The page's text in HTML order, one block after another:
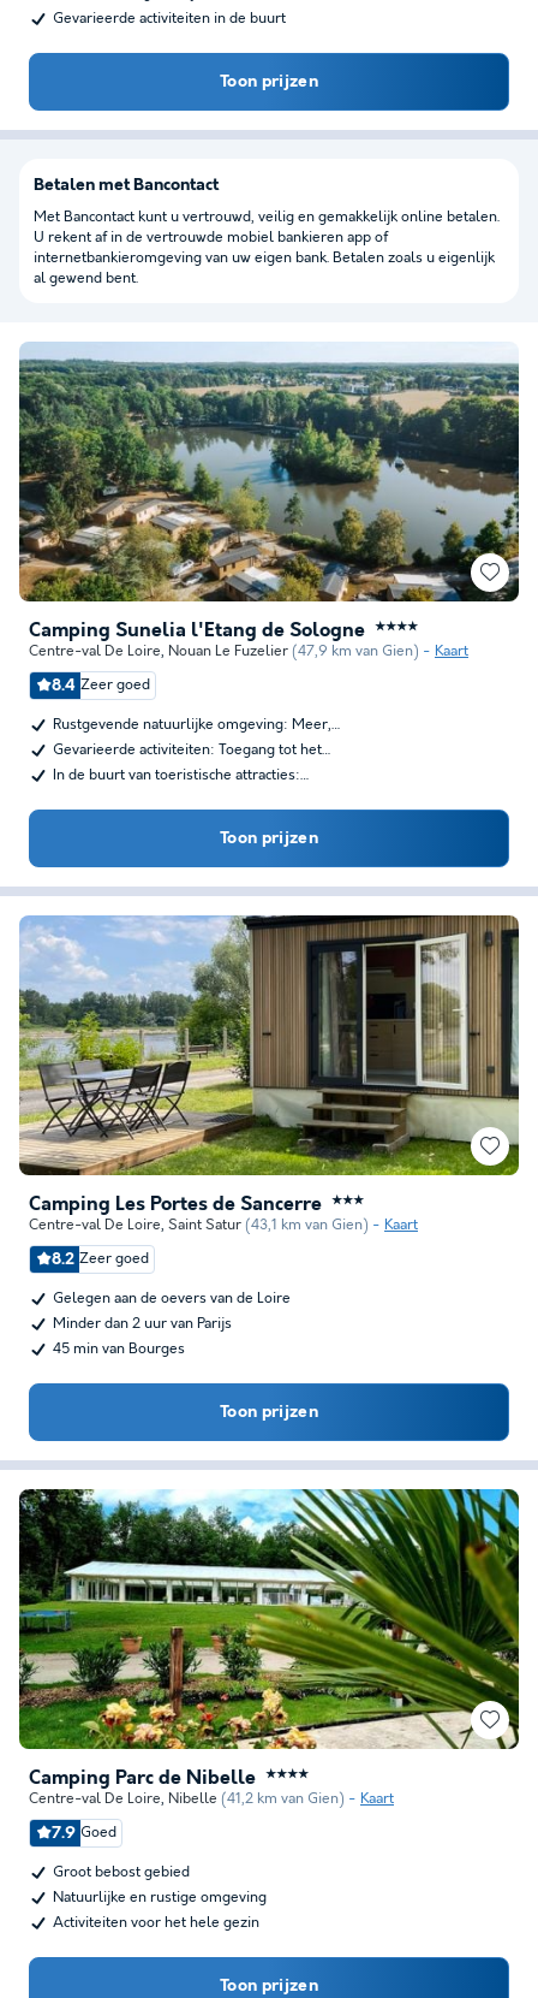
Gevarieerde activiteiten in de buurt
Toon prijzen
Camping Sunelia l'Etang de Sologne ★★★★
Centre-val De Loire, Nouan Le Fuzelier (47,9 km van Gien) Kaart
8.4 Zeer goed
Rustgevende natuurlijke omgeving: Meer,…
Gevarieerde activiteiten: Toegang tot het…
In de buurt van toeristische attracties:…
Toon prijzen
Camping Les Portes de Sancerre ★★★
Centre-val De Loire, Saint Satur (43,1 km van Gien) Kaart
8.2 Zeer goed
Gelegen aan de oevers van de Loire
Minder dan 2 uur van Parijs
45 min van Bourges
Toon prijzen
Camping Parc de Nibelle ★★★★
Centre-val De Loire, Nibelle (41,2 km van Gien) Kaart
7.9 Goed
Groot bebost gebied
Natuurlijke en rustige omgeving
Activiteiten voor het hele gezin
Toon prijzen
Betalen met Bancontact
Met Bancontact kunt u vertrouwd, veilig en gemakkelijk online betalen.
U rekent af in de vertrouwde mobiel bankieren app of
internetbankieromgeving van uw eigen bank. Betalen zoals u eigenlijk
al gewend bent.